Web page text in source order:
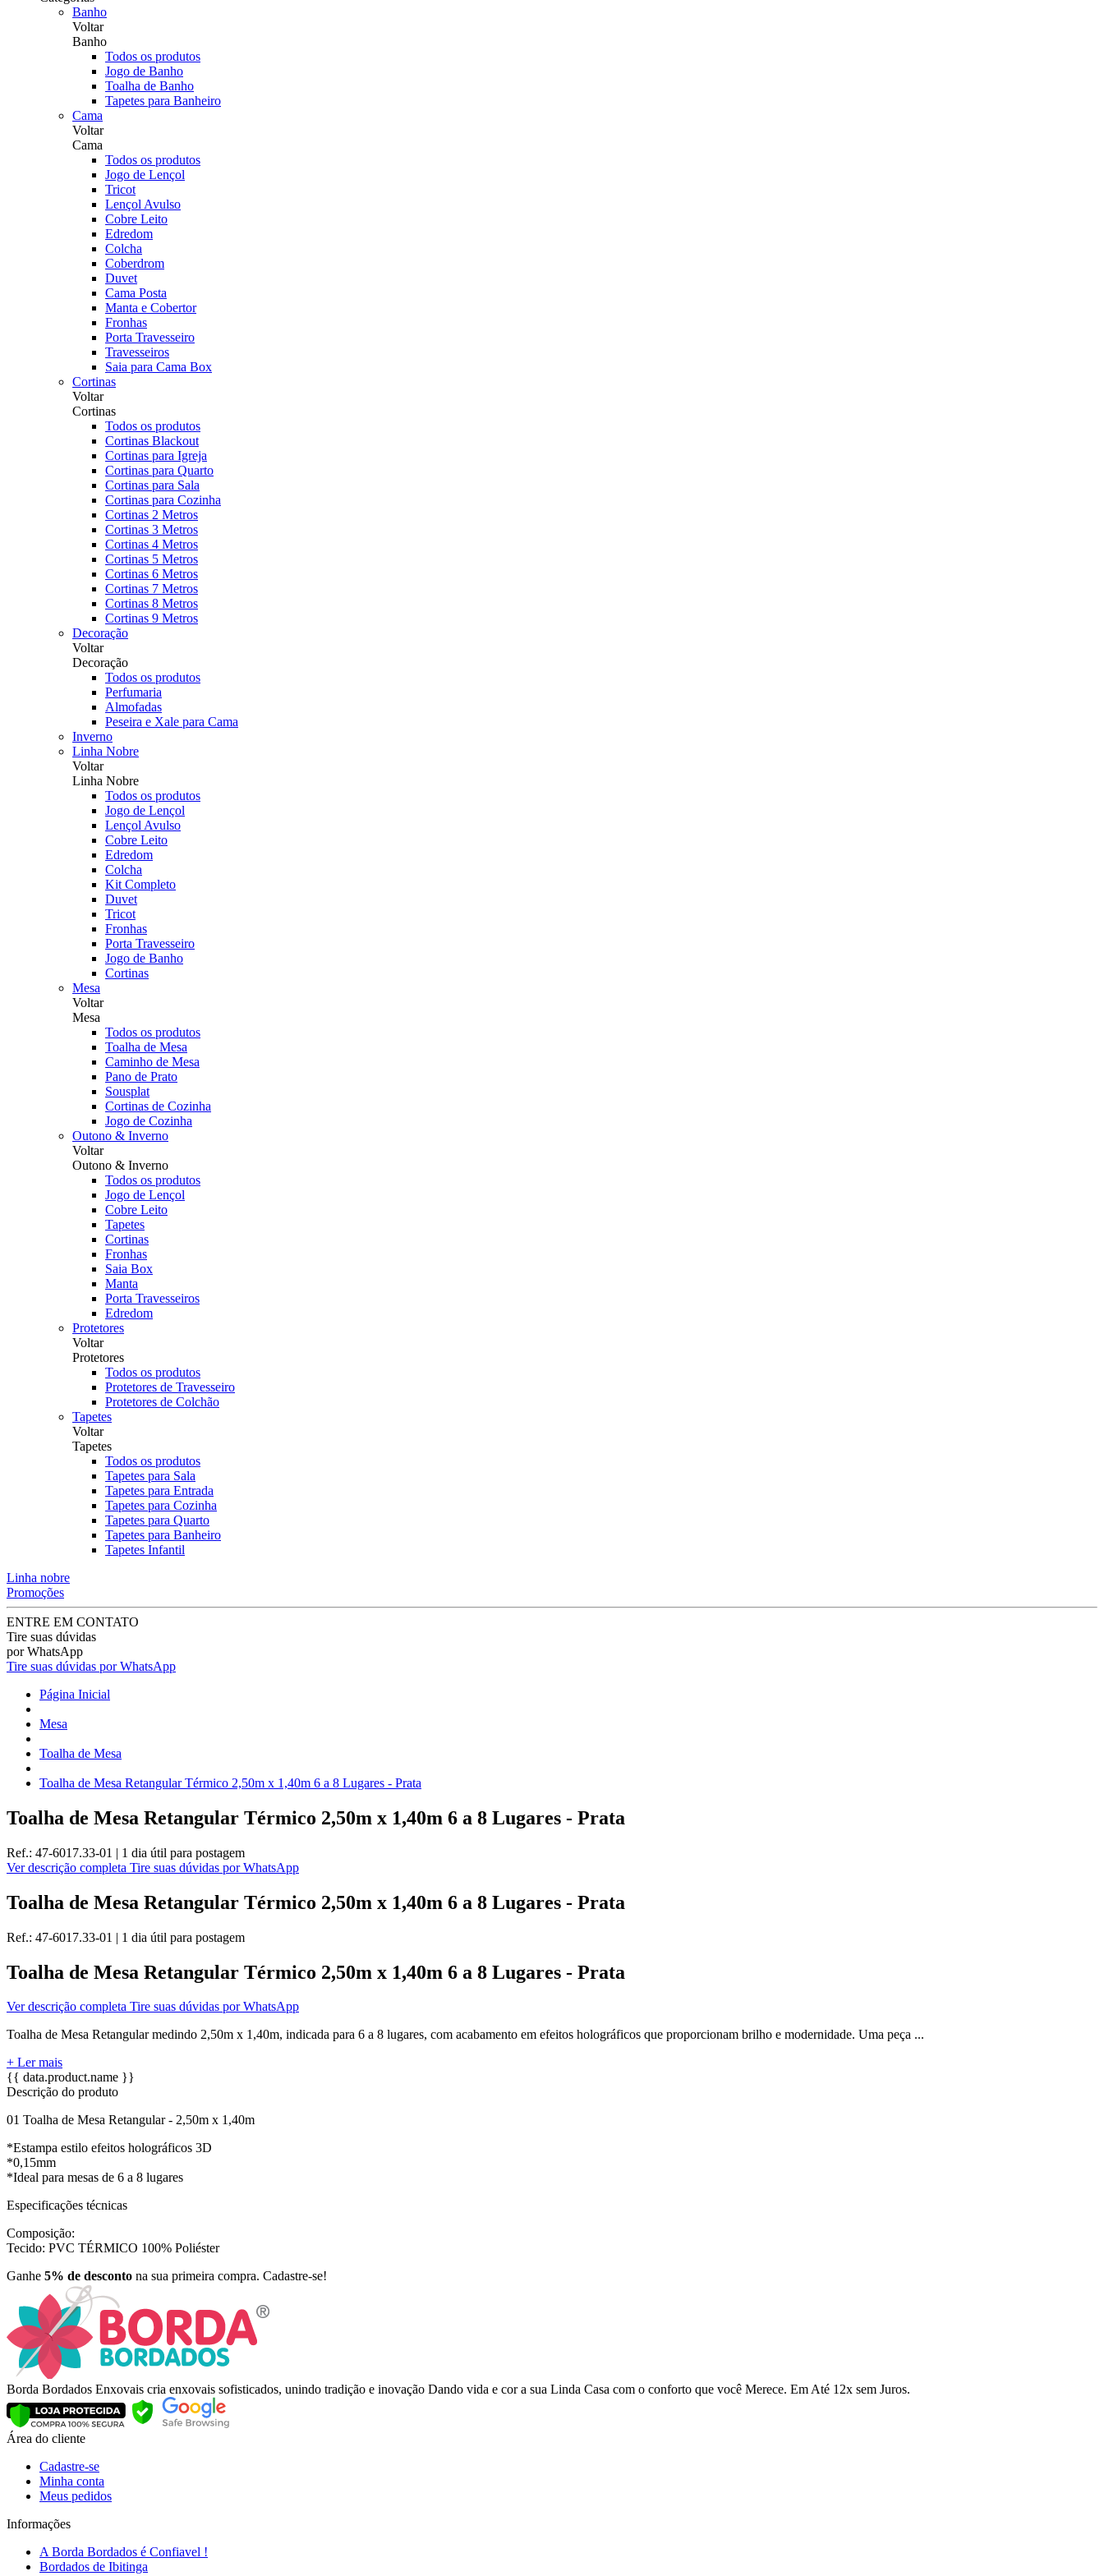
Banho
Voltar
Banho
Todos os produtos
Jogo de Banho
Toalha de Banho
Tapetes para Banheiro
Cama
Voltar
Cama
Todos os produtos
Jogo de Lençol
Tricot
Lençol Avulso
Cobre Leito
Edredom
Colcha
Coberdrom
Duvet
Cama Posta
Manta e Cobertor
Fronhas
Porta Travesseiro
Travesseiros
Saia para Cama Box
Cortinas
Voltar
Cortinas
Todos os produtos
Cortinas Blackout
Cortinas para Igreja
Cortinas para Quarto
Cortinas para Sala
Cortinas para Cozinha
Cortinas 2 Metros
Cortinas 3 Metros
Cortinas 4 Metros
Cortinas 5 Metros
Cortinas 6 Metros
Cortinas 7 Metros
Cortinas 8 Metros
Cortinas 9 Metros
Decoração
Voltar
Decoração
Todos os produtos
Perfumaria
Almofadas
Peseira e Xale para Cama
Inverno
Linha Nobre
Voltar
Linha Nobre
Todos os produtos
Jogo de Lençol
Lençol Avulso
Cobre Leito
Edredom
Colcha
Kit Completo
Duvet
Tricot
Fronhas
Porta Travesseiro
Jogo de Banho
Cortinas
Mesa
Voltar
Mesa
Todos os produtos
Toalha de Mesa
Caminho de Mesa
Pano de Prato
Sousplat
Cortinas de Cozinha
Jogo de Cozinha
Outono & Inverno
Voltar
Outono & Inverno
Todos os produtos
Jogo de Lençol
Cobre Leito
Tapetes
Cortinas
Fronhas
Saia Box
Manta
Porta Travesseiros
Edredom
Protetores
Voltar
Protetores
Todos os produtos
Protetores de Travesseiro
Protetores de Colchão
Tapetes
Voltar
Tapetes
Todos os produtos
Tapetes para Sala
Tapetes para Entrada
Tapetes para Cozinha
Tapetes para Quarto
Tapetes para Banheiro
Tapetes Infantil
Linha nobre
Promoções
ENTRE EM CONTATO
Tire suas dúvidas
por WhatsApp
Tire suas dúvidas por WhatsApp
Página Inicial
Mesa
Toalha de Mesa
Toalha de Mesa Retangular Térmico 2,50m x 1,40m 6 a 8 Lugares - Prata
Toalha de Mesa Retangular Térmico 2,50m x 1,40m 6 a 8 Lugares - Prata
Ref.: 47-6017.33-01 | 1 dia útil para postagem
Ver descrição completa Tire suas dúvidas por WhatsApp
Toalha de Mesa Retangular Térmico 2,50m x 1,40m 6 a 8 Lugares - Prata
Ref.: 47-6017.33-01 | 1 dia útil para postagem
Toalha de Mesa Retangular Térmico 2,50m x 1,40m 6 a 8 Lugares - Prata
Ver descrição completa Tire suas dúvidas por WhatsApp
Toalha de Mesa Retangular medindo 2,50m x 1,40m, indicada para 6 a 8 lugares, com acabamento em efeitos holográficos que proporcionam brilho e modernidade. Uma peça ...
+ Ler mais
{{ data.product.name }}
Descrição do produto
01 Toalha de Mesa Retangular - 2,50m x 1,40m
*Estampa estilo efeitos holográficos 3D
*0,15mm
*Ideal para mesas de 6 a 8 lugares
Especificações técnicas
Composição:
Tecido: PVC TÉRMICO 100% Poliéster
Ganhe 5% de desconto na sua primeira compra. Cadastre-se!
Borda Bordados Enxovais cria enxovais sofisticados, unindo tradição e inovação Dando vida e cor a sua Linda Casa com o conforto que você Merece. Em Até 12x sem Juros.
Área do cliente
Cadastre-se
Minha conta
Meus pedidos
Informações
A Borda Bordados é Confiavel !
Bordados de Ibitinga